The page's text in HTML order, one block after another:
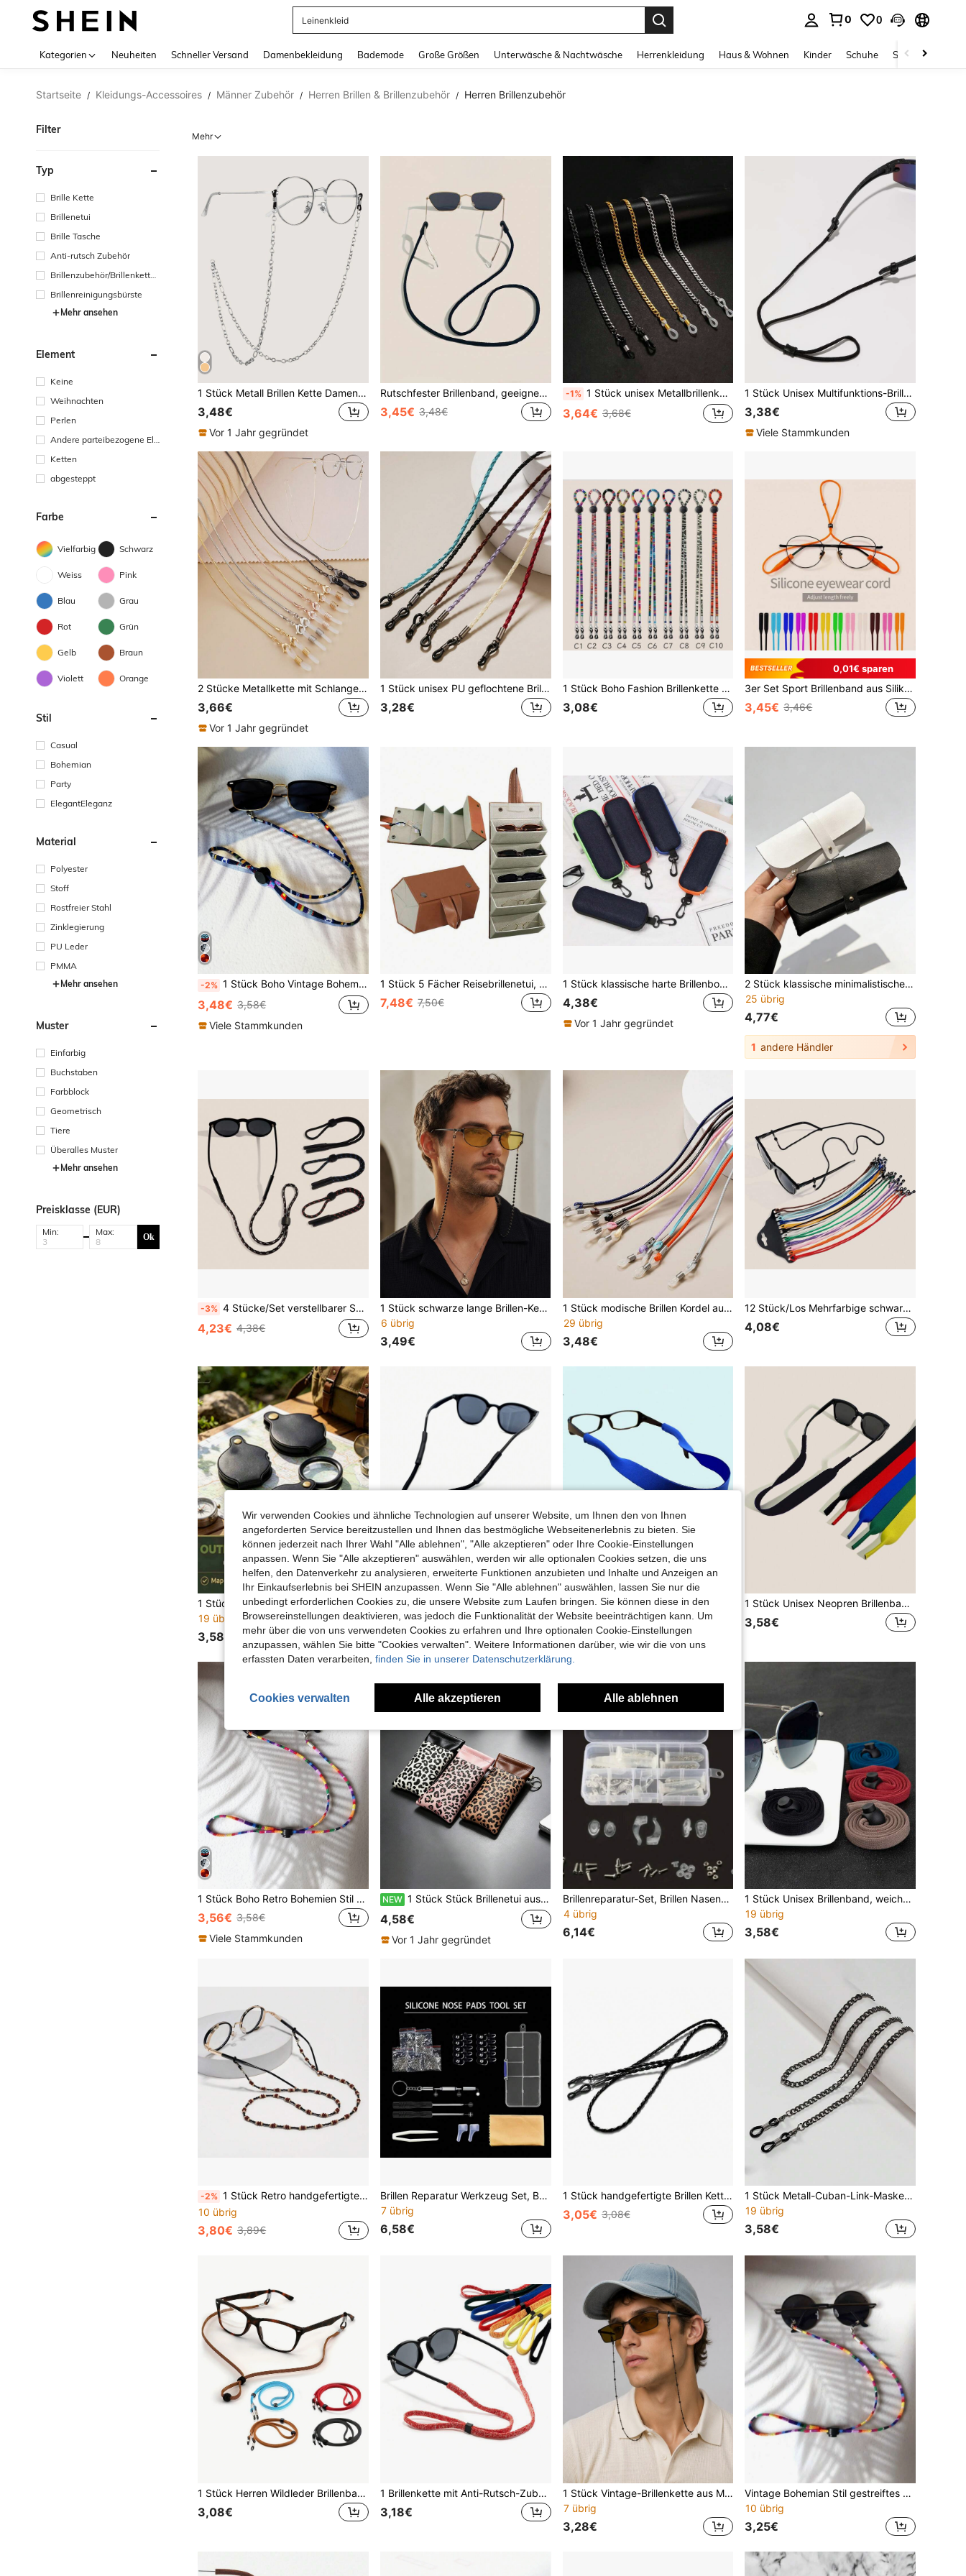
Sommertops
0 0
Kategorien Neuheiten Schneller Versand Damenbekleidung Bademode Große Größen Unterwäsche & Nachtwäsche Herrenkleidung Haus & Wohnen Kinder Schuhe Schmuck &
Startseite / Kleidungs-Accessoires / Männer Zubehör / Herren Brillen & Brillenzubehör / Herren Brillenzubehör
Filter
Typ
Brille Kette
Brillenetui
Brille Tasche
Anti-rutsch Zubehör
Brillenzubehör/Brillenkette
Brillenreinigungsbürste
Mehr ansehen
Element
Keine
Weihnachten
Perlen
Andere parteibezogene Ele
Ketten
abgesteppt
Farbe
Vielfarbig Schwarz
Weiss Pink
Blau Grau
Rot Grün
Gelb Braun
Violett Orange
Stil
Casual
Bohemian
Party
ElegantEleganz
Material
Polyester
Stoff
Rostfreier Stahl
Zinklegierung
PU Leder
PMMA
Mehr ansehen
Muster
Einfarbig
Buchstaben
Farbblock
Geometrisch
Tiere
Überalles Muster
Mehr ansehen
Preisklasse (EUR)
Min: Max: Ok
Mehr
1 Stück Metall Brillen Kette Damen Brillen Kette/Lanyard, Lesebrille Hängekette, Reise Dekoration Accessoire, rutschfester modischer Brillenriemen
3,48€
Vor 1 Jahr gegründet
Rutschfester Brillenband, geeignet für Männer und Frauen, Brillenkette, Brillenzubehör, ideale Geschenkauswahl
3,45€ 3,48€
-1% 1 Stück unisex Metallbrillenkette, Brillenband, Maskenband, Brillenaufhängeseil, multifunktionale Anti-Verlust Maskenhalterung
3,64€ 3,68€
1 Stück Unisex Multifunktions-Brillen Anti-Verlust Silikonband mit Ohrhörer Anti-Verlust-Seil, entworfen für Outdoor-Sport, verstellbares Schnallen-Design Brillenhalter (Brillen nicht enthalten). Leichtes Material, 6g Gewicht, geeignet für Aktivitäten wie Reiten, Surfen, Wandern, Fahren, Touren, Camping usw. Einstellbare Elastizität des Silikon-Reibungsverschlusses, Multifunktionsseil für verschiedene Szenarien - Anti-Verlust-Gurt für Brillen, Kopfhörer oder Outdoor-Aktivitäten wie Radfahren. Verstellbare Länge und Elastizität. Brillenzubehör
3,38€
Viele Stammkunden
2 Stücke Metallkette mit Schlangenknochen-Optik für Brillen, modische Brillenkette, 1,2 M runde Schlange
3,66€
Vor 1 Jahr gegründet
1 Stück unisex PU geflochtene Brillenkette, Mehrfarbiges Brillenband zum Aufhängen für Lesebrillen, Brillenzubehör Anti-Verlust-Riemen
3,28€
1 Stück Boho Fashion Brillenkette Seil Sonnenbrillenband Neckholderband Winddichtes Maskenband Brillenband Verstellbarer Gesichtsbedeckungshalter Herren Brillenzubehör
3,08€
0,01€ sparen
3er Set Sport Brillenband aus Silikon, rutschfeste Brillenleine, Outdoor Sport Brillen Kette Halterung für Herren, Halloween
3,45€ 3,46€
-2% 1 Stück Boho Vintage Bohemian Retro Stil gestreifter Paisley geflochtener Regenbogen Karomuster personalisierter Outdoor Sport Anti-Verlust Schlüsselband, aus Leinen mit Metallverschluss und Silikonring, Zubehör für Brillen (Brillen nicht enthalten)
3,48€ 3,58€
Viele Stammkunden
1 Stück 5 Fächer Reisebrillenetui, Brillenaufbewahrungsbox, faltbares Mehrfachbrillenetui aus Leder, tragbares Brillenetui für Damen und Herren, einfache faltbare Brillenaufbewahrungsbox, tragbarer Reiseorganizer, Brillenhalter
7,48€ 7,50€
1 Stück klassische harte Brillenbox, tragbar mit Reißverschluss, modische Brillenaufbewahrungsbox, schützendes Brillen-Zubehör für Männer und Frauen [Hinweis: Schwarz ist Schwarz-Blau!]
4,38€
Vor 1 Jahr gegründet
2 Stück klassische minimalistische Brillenetui, unisex tragbare Brillenbox, kann auch Karten, Schreibwaren, Kopfhörer oder Ladekabel aufbewahren, ideal für Reisen und Gepäckorganisation, modisches Brillenzubehör für Frauen
25 übrig
4,77€
1 andere Händler
-3% 4 Stücke/Set verstellbarer Sport Brillenhalter, unisex Brillenkordel, Brillenzubehör
4,23€ 4,38€
1 Stück schwarze lange Brillen-Kette für Herren mit Perlen, Vintage rutschfeste Halterung, modisches Brillen-Accessoire für Streetwear, Outdoor-Fotografie, Urlaub, gegen Verlust (Perlenanzahl zufällig, Länge zum Zuschneiden)
6 übrig
3,49€
1 Stück modische Brillen Kordel aus Wachsschnur, rutschfeste Brillen Kette, minimalistische modische Brillen Anti-Fall Seil, geeignet für tägliche Kombinationen
29 übrig
3,48€
12 Stück/Los Mehrfarbige schwarze Nylon Brillenkordel Halter, modische Brillen für Brillenkordel Halskette Riemen
4,08€
1 Stück Must-Have tragbare faltbare Lupe! Mini-Taschenlupe mit Lederhülle zum Lesen, für Schmuck, Münzen, Basteln und Hobbys
19 übrig
3,58€
1 Stück einstellbarer Silikon Brillenband, blau & schwarz Brillenkordel, Anti-Verlust Brillenband, geeignet für Sport & alle Jahreszeiten
3,48€
Viele Stammkunden
3,38€
1 Stück Unisex Neopren Brillenband, Brillen Kette Neopren Brillen Schnur Schlüsselband zum Schwimmen, Skifahren und Sport
3,58€
1 Stück Boho Retro Bohemien Stil gestreifter Paisley Webmuster Regenbogen Karomuster personalisierter Outdoor Sport Anti-Verlust Brillenband, in mehreren Farben erhältlich, aus Leinen mit Metallkarabiner und Silikonring (Brille nicht enthalten)
3,56€ 3,58€
Viele Stammkunden
NEW 1 Stück Stück Brillenetui aus PU-Leder mit Leopardenmuster, Schlüsselring, Druckverschluss und automatischem Verschluss, tragbare modische Brillenaufbewahrungstasche, 3 Farben für Damen und Herren
4,58€
Vor 1 Jahr gegründet
Brillenreparatur-Set, Brillen Nasenpads Schrauben Muttern Schraubenzieher Werkzeugset, tragbare Haushalts-Brillenpflege-Zubehörbox
4 übrig
6,14€
1 Stück Unisex Brillenband, weiches Sport Brillenband, Brillenband, verstellbarer rutschfester Brillenhalter für Laufen Lesen Sport Outdoor
19 übrig
3,58€
-2% 1 Stück Retro handgefertigte Perlenkette/Masken-Kette aus Acryl gegen Verlust, Doppelnutzung geeignet für Lese- und Modebrillen
10 übrig
3,80€ 3,89€
Brillen Reparatur Werkzeug Set, Brillen Schrauben, Nasenpads, Optik Reparatur Werkzeug Set
7 übrig
6,58€
1 Stück handgefertigte Brillen Kette aus PU-Leder, Unisex rutschfeste Brillen Kordel, minimalistischer Stil Brillen Kette Halskette, Brillen Zubehör
3,05€ 3,08€
1 Stück Metall-Cuban-Link-Maskenkette, rutschfeste Brillenketten-Halskette, Brillen-Zubehör mit doppeltem Nutzen als Anti-Verlust-Lanyard
19 übrig
3,58€
1 Stück Herren Wildleder Brillenband, verstellbare rutschfeste Brillenkordel, Brillenband
3,08€
1 Brillenkette mit Anti-Rutsch-Zubehör, Sonnenbrillenzubehör, einstellbare Anti-Rutsch-Brillenfixierungsleine
3,18€
1 Stück Vintage-Brillenkette aus Metall mit Perlen in Gun schwarz, minimalistisches Ketten-Design, unisex, vielseitiges Brillen-Accessoire für den Alltag, Pendeln und Reisen
7 übrig
3,28€
Vintage Bohemian Stil gestreiftes Paisley Muster Brillenband, Leinen Brillen Anti-Verlust Riemen mit Metallschnalle
10 übrig
3,25€
Wir verwenden Cookies und ähnliche Technologien auf unserer Website, um Ihnen den von Ihnen
angeforderten Service bereitzustellen und Ihnen das bestmögliche Webseitenerlebnis zu bieten. Sie
können jederzeit nach Ihrer Wahl "Alle ablehnen", "Alle akzeptieren" oder Ihre Cookie-Einstellungen
anpassen. Wenn Sie "Alle akzeptieren" auswählen, werden wir alle optionalen Cookies setzen, die uns
helfen, den Datenverkehr zu analysieren, erweiterte Funktionen anzubieten und Inhalte und Anzeigen an
Ihr Einkaufserlebnis bei SHEIN anzupassen. Wenn Sie "Alle ablehnen" auswählen, lassen Sie nur die
unbedingt erforderlichen Cookies zu, die unsere Website zum Laufen bringen. Sie können diese in den
Browsereinstellungen deaktivieren, was jedoch die Funktionalität der Website beeinträchtigen kann. Um
mehr über die von uns verwendeten Cookies zu erfahren und Ihre optionalen Cookie-Einstellungen
anzupassen, wählen Sie bitte "Cookies verwalten". Weitere Informationen darüber, wie wir die von uns
erfassten Daten verarbeiten, finden Sie in unserer Datenschutzerklärung.
Cookies verwalten Alle akzeptieren Alle ablehnen